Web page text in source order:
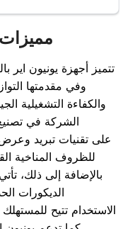
مميزات
تتميز أجهزة يونيون اير
وفي مقدمتها
والكفاءة التشغيلية
الشركة في
للظروف المناخية
الديكورات
الاستخدام تتيح